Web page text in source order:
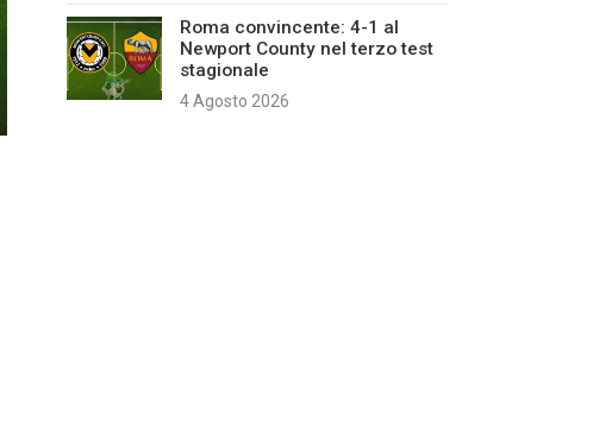
Roma convincente: 4-1 al
Newport County nel terzo test
stagionale
4 Agosto 2026